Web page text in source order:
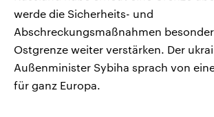
werde die Sicherheits- und
Abschreckungsmaßnahmen
Ostgrenze weiter verstärken. Der
Außenminister Sybiha sprach von
für ganz Europa.